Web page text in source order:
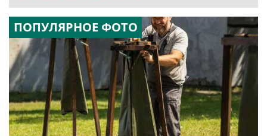
ПОПУЛЯРНОЕ ФОТО